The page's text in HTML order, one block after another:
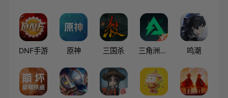
DNF手游 原神 三国杀 三角洲行动 鸣潮